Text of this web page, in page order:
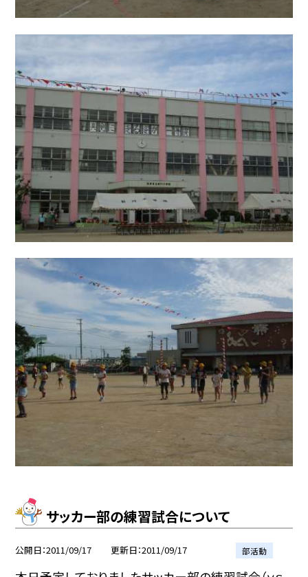
サッカー部の練習試合について
公開日 2011/09/17 更新日 2011/09/17 部活動